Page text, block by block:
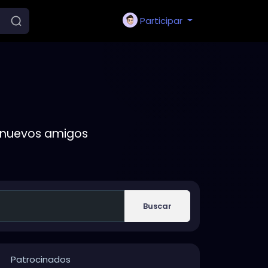
Participar
amigos
Buscar
Patrocinados